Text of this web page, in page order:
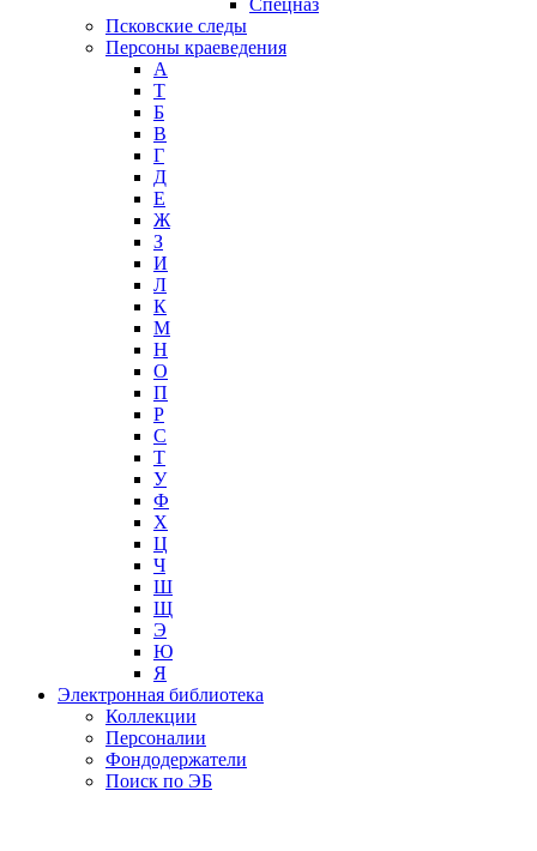
Спецназ
Псковские следы
Персоны краеведения
А
T
Б
В
Г
Д
Е
Ж
З
И
Л
К
М
Н
О
П
Р
С
Т
У
Ф
Х
Ц
Ч
Ш
Щ
Э
Ю
Я
Электронная библиотека
Коллекции
Персоналии
Фондодержатели
Поиск по ЭБ